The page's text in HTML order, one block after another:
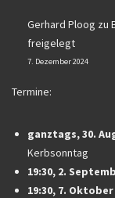
Gerhard Ploog zu
freigelegt
7. Dezember 2024
Termine:
ganztags,30.
Kerbsonntag
19:30, 2.
19:30, 7. Oktober